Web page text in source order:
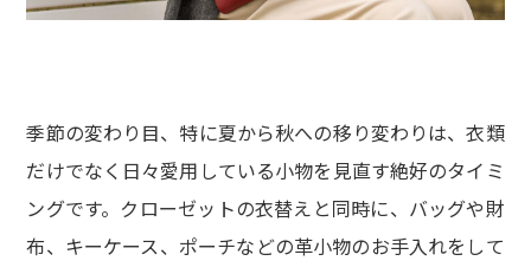
季節の変わり目、特に夏から秋への移り変わりは、衣類
だけでなく日々愛用している小物を見直す絶好のタイミ
ングです。クローゼットの衣替えと同時に、バッグや財
布、キーケース、ポーチなどの革小物のお手入れをして